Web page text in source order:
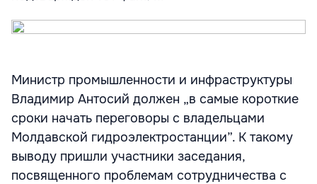
Министр промышленности и инфраструктуры
Владимир Антосий должен „в самые короткие
сроки начать переговоры с владельцами
Молдавской гидроэлектростанции”. К такому
выводу пришли участники заседания,
посвященного проблемам сотрудничества с